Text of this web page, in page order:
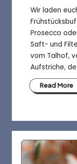
Wir laden
Prosecco
Saft- und
vom Talhof,
Aufstriche,
Read More